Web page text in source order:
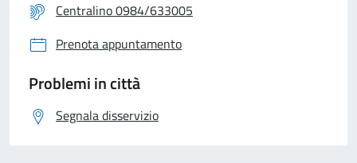
Centralino 0984/633005
Prenota appuntamento
Problemi in città
Segnala disservizio